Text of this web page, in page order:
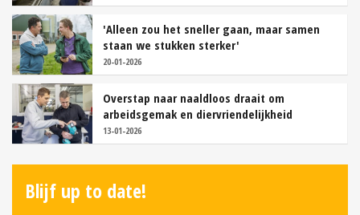
'Alleen zou het sneller gaan, maar samen
staan we stukken sterker'
20-01-2026
Overstap naar naaldloos draait om
arbeidsgemak en diervriendelijkheid
13-01-2026
Blijf up to date!